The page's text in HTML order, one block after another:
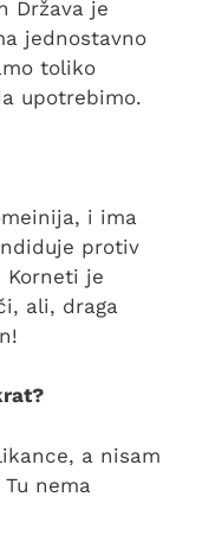
Država je
jednostavno
toliko
upotrebimo.
i ima
protiv
Korneti je
ali, draga
a nisam
nema